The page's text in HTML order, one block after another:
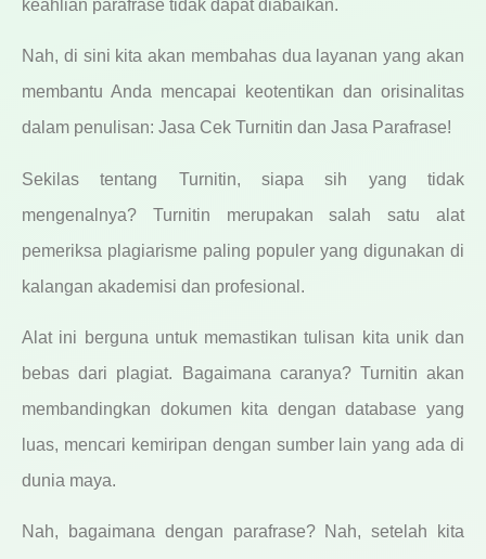
keahlian parafrase tidak dapat diabaikan.
Nah, di sini kita akan membahas dua layanan yang akan
membantu Anda mencapai keotentikan dan orisinalitas
dalam penulisan: Jasa Cek Turnitin dan Jasa Parafrase!
Sekilas tentang Turnitin, siapa sih yang tidak
mengenalnya? Turnitin merupakan salah satu alat
pemeriksa plagiarisme paling populer yang digunakan di
kalangan akademisi dan profesional.
Alat ini berguna untuk memastikan tulisan kita unik dan
bebas dari plagiat. Bagaimana caranya? Turnitin akan
membandingkan dokumen kita dengan database yang
luas, mencari kemiripan dengan sumber lain yang ada di
dunia maya.
Nah, bagaimana dengan parafrase? Nah, setelah kita